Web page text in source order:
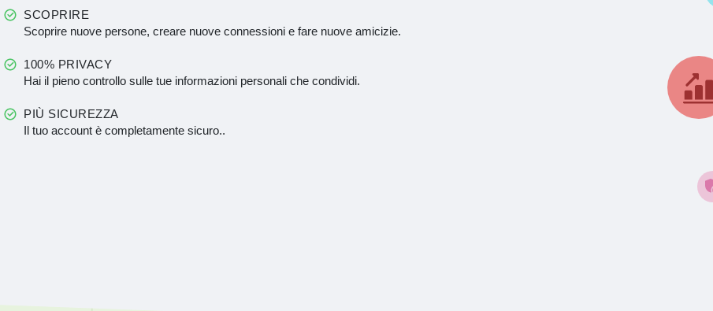
SCOPRIRE
Scoprire nuove persone, creare nuove connessioni e fare nuove amicizie.
100% PRIVACY
Hai il pieno controllo sulle tue informazioni personali che condividi.
PIÙ SICUREZZA
Il tuo account è completamente sicuro..